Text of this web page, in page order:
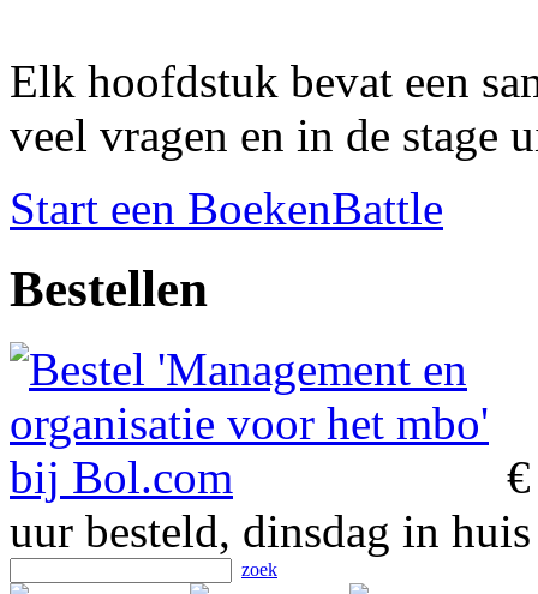
Elk hoofdstuk bevat een
veel vragen en in de stage
Start een BoekenBattle
Bestellen
uur besteld, dinsdag in huis
zoek